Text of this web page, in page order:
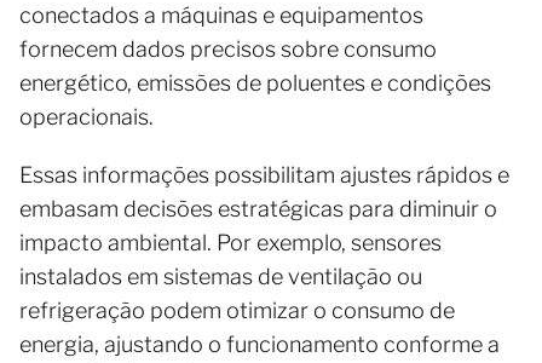
conectados a máquinas e equipamentos
fornecem dados precisos sobre consumo
energético, emissões de poluentes e condições
operacionais.
Essas informações possibilitam ajustes rápidos e
embasam decisões estratégicas para diminuir o
impacto ambiental. Por exemplo, sensores
instalados em sistemas de ventilação ou
refrigeração podem otimizar o consumo de
energia, ajustando o funcionamento conforme a